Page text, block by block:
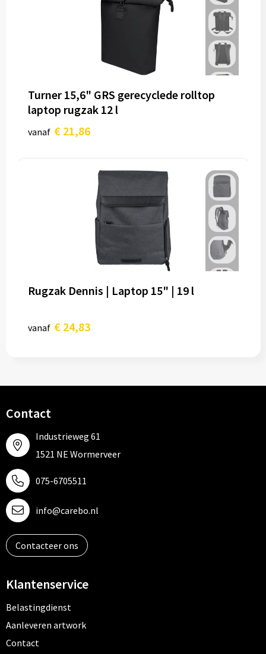
Turner 15,6" GRS gerecyclede rolltop
laptop rugzak 12 l
vanaf € 21,86
Rugzak Dennis | Laptop 15" | 19 l
vanaf € 24,83
Contact
Industrieweg 61
1521 NE Wormerveer
075-6705511
info@carebo.nl
Contacteer ons
Klantenservice
Belastingdienst
Aanleveren artwork
Contact